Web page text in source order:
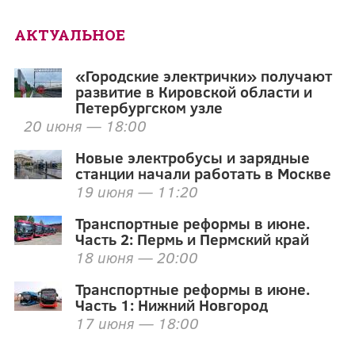
АКТУАЛЬНОЕ
«Городские электрички» получают
развитие в Кировской области и
Петербургском узле
20 июня — 18:00
Новые электробусы и зарядные
станции начали работать в Москве
19 июня — 11:20
Транспортные реформы в июне.
Часть 2: Пермь и Пермский край
18 июня — 20:00
Транспортные реформы в июне.
Часть 1: Нижний Новгород
17 июня — 18:00